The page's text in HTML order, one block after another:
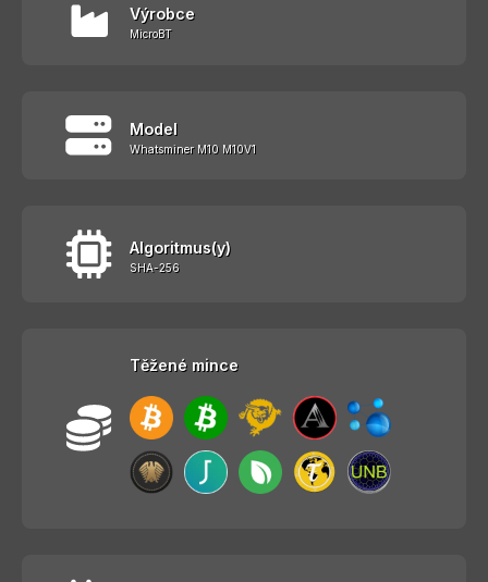
Výrobce
MicroBT
Model
Whatsminer M10 M10V1
Algoritmus(y)
SHA-256
Těžené mince